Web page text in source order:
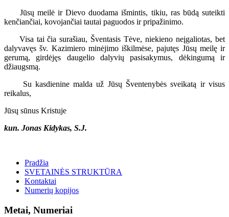
Jūsų meilė ir Dievo duodama išmintis, tikiu, ras būdą suteikti
kenčiančiai, kovojančiai tautai paguodos ir pripažinimo.
Visa tai čia surašiau, Šventasis Tėve, niekieno neįgaliotas, bet
dalyvavęs šv. Kazimiero minėjimo iškilmėse, pajutęs Jūsų meilę ir
gerumą, girdėjęs daugelio dalyvių pasisakymus, dėkingumą ir
džiaugsmą.
Su kasdienine malda už Jūsų Šventenybės sveikatą ir visus
reikalus,
Jūsų sūnus Kristuje
kun. Jonas Kidykas, S.J.
Pradžia
SVETAINĖS STRUKTŪRA
Kontaktai
Numerių kopijos
Metai, Numeriai